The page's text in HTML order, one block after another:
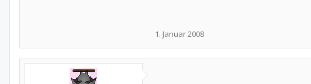
1. Januar 2008